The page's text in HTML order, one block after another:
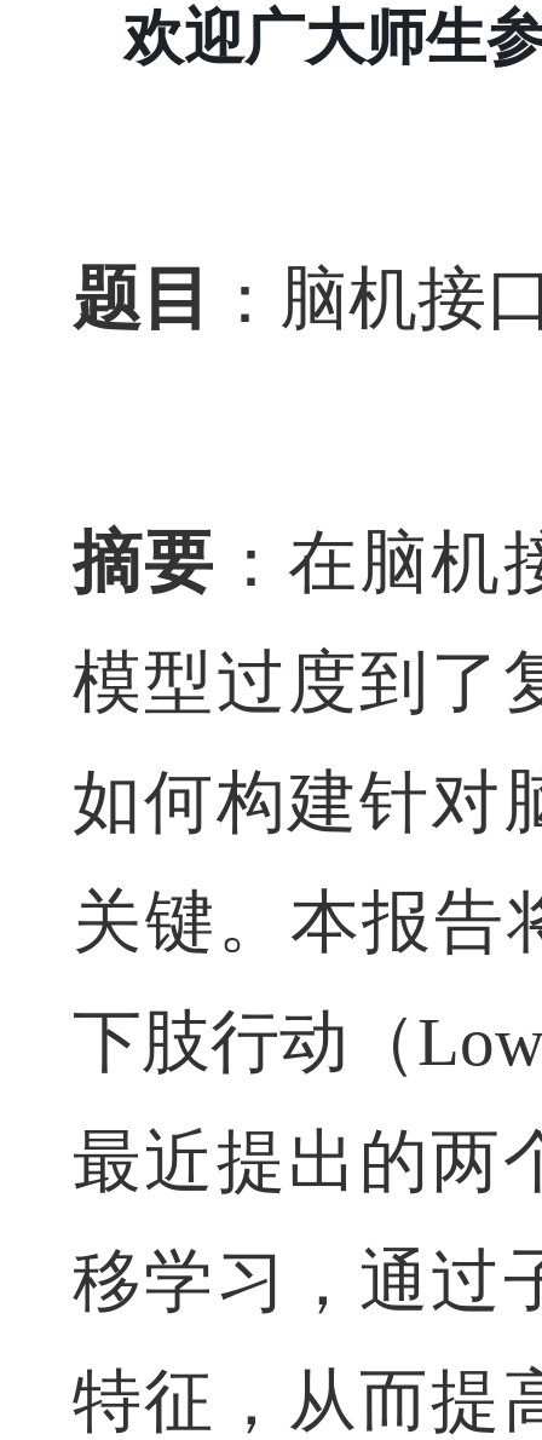
欢迎广大师生
题目 ：脑机接
摘要 ：在脑
模型过度到了
如何构建针对
关键。本报告
下肢行动（
最近提出的两
移学习，通过
特征，从而提